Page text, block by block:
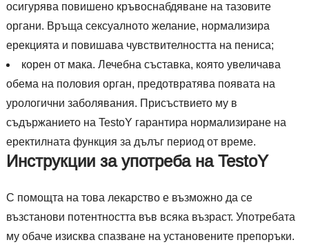
осигурява повишено кръвоснабдяване на тазовите
органи. Връща сексуалното желание, нормализира
ерекцията и повишава чувствителността на пениса;
корен от мака. Лечебна съставка, която увеличава
обема на половия орган, предотвратява появата на
урологични заболявания. Присъствието му в
съдържанието на TestoY гарантира нормализиране на
еректилната функция за дълъг период от време.
Инструкции за употреба на TestoY
С помощта на това лекарство е възможно да се
възстанови потентността във всяка възраст. Употребата
му обаче изисква спазване на установените препоръки.